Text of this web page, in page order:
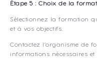
Étape 5 : Choix de la
Sélectionnez la formation
et à vos objectifs.
Contactez l’organisme de
informations nécessaires